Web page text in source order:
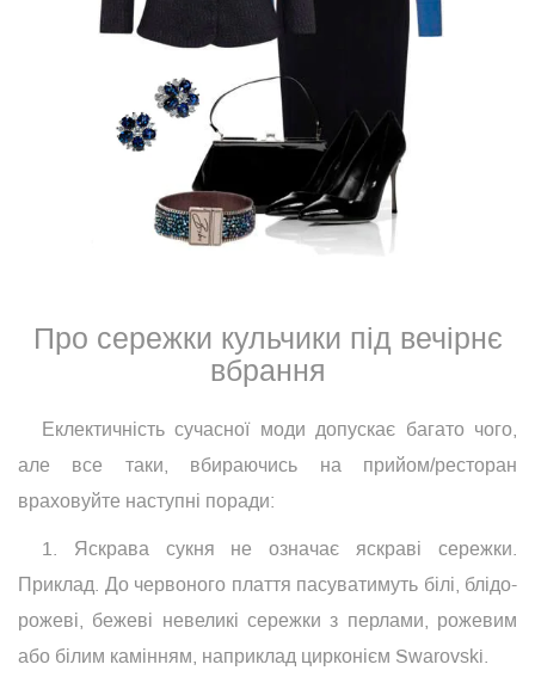
Про сережки кульчики під вечірнє
вбрання
Еклектичність сучасної моди допускає багато чого,
але все таки, вбираючись на прийом/ресторан
враховуйте наступні поради:
1. Яскрава сукня не означає яскраві сережки.
Приклад. До червоного плаття пасуватимуть білі, блідо-
рожеві, бежеві невеликі сережки з перлами, рожевим
або білим камінням, наприклад цирконієм Swarovski.